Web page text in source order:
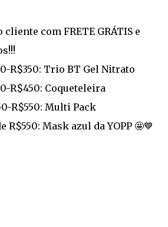
cliente com FRETE GRÁTIS e
R$350: Trio BT Gel Nitrato
R$450: Coqueteleira
R$550: Multi Pack
R$550: Mask azul da YOPP 🤩💙